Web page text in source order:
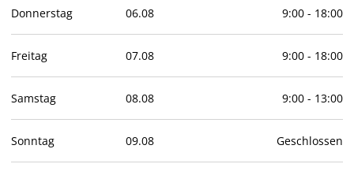
Donnerstag 06.08 9:00- 18:00
Freitag 07.08 9:00- 18:00
Samstag 08.08 9:00- 13:00
Sonntag 09.08 Geschlossen